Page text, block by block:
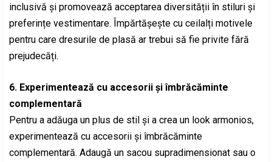
inclusivă și promovează acceptarea diversității în stiluri și
preferințe vestimentare. Împărtășește cu ceilalți motivele
pentru care dresurile de plasă ar trebui să fie privite fără
prejudecăți.
6. Experimentează cu accesorii și îmbrăcăminte
complementară
Pentru a adăuga un plus de stil și a crea un look armonios,
experimentează cu accesorii și îmbrăcăminte
complementară. Adaugă un sacou supradimensionat sau o